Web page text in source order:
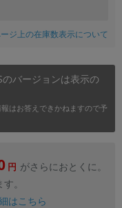
ジ上の在庫数表示について
バージョンは表示の
はお答えできかねますので予
円 がさらにおとくに。
。
はこちら